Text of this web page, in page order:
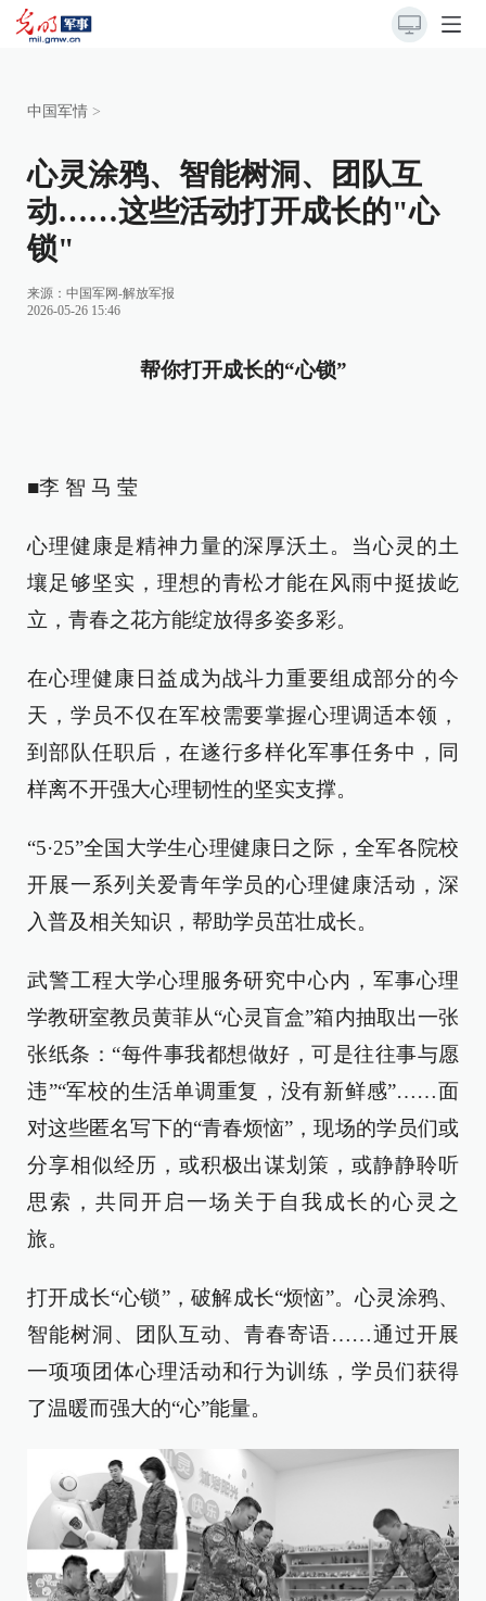
中国军情 >
心灵涂鸦、智能树洞、团队互
动……这些活动打开成长的"心
锁"
来源： 中国军网-解放军报
2026-05-26 15:46
帮你打开成长的“心锁”
■李 智 马 莹
心理健康是精神力量的深厚沃土。当心灵的土
壤足够坚实，理想的青松才能在风雨中挺拔屹
立，青春之花方能绽放得多姿多彩。
在心理健康日益成为战斗力重要组成部分的今
天，学员不仅在军校需要掌握心理调适本领，
到部队任职后，在遂行多样化军事任务中，同
样离不开强大心理韧性的坚实支撑。
“5·25”全国大学生心理健康日之际，全军各院校
开展一系列关爱青年学员的心理健康活动，深
入普及相关知识，帮助学员茁壮成长。
武警工程大学心理服务研究中心内，军事心理
学教研室教员黄菲从“心灵盲盒”箱内抽取出一张
张纸条：“每件事我都想做好，可是往往事与愿
违”“军校的生活单调重复，没有新鲜感”……面
对这些匿名写下的“青春烦恼”，现场的学员们或
分享相似经历，或积极出谋划策，或静静聆听
思索，共同开启一场关于自我成长的心灵之
旅。
打开成长“心锁”，破解成长“烦恼”。心灵涂鸦、
智能树洞、团队互动、青春寄语……通过开展
一项项团体心理活动和行为训练，学员们获得
了温暖而强大的“心”能量。